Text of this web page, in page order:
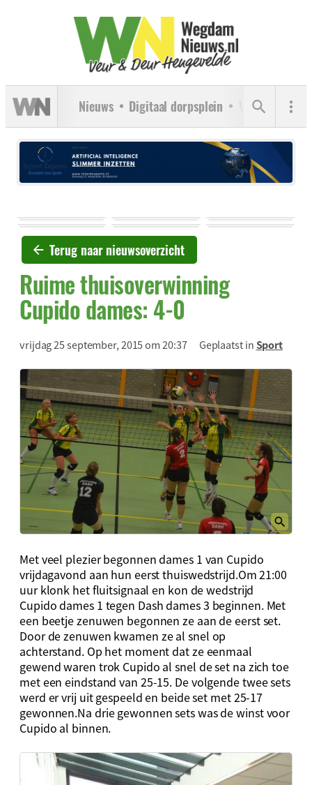
Nieuws Digitaal dorpsplein Verenigingen
Terug naar nieuwsoverzicht
Ruime thuisoverwinning
Cupido dames: 4-0
vrijdag 25 september, 2015 om 20:37 Geplaatst inSport
Met veel plezier begonnen dames 1 van Cupido
vrijdagavond aan hun eerst thuiswedstrijd.Om 21:00
uur klonk het fluitsignaal en kon de wedstrijd
Cupido dames 1 tegen Dash dames 3 beginnen. Met
een beetje zenuwen begonnen ze aan de eerst set.
Door de zenuwen kwamen ze al snel op
achterstand. Op het moment dat ze eenmaal
gewend waren trok Cupido al snel de set na zich toe
met een eindstand van 25-15. De volgende twee sets
werd er vrij uit gespeeld en beide set met 25-17
gewonnen.Na drie gewonnen sets was de winst voor
Cupido al binnen.